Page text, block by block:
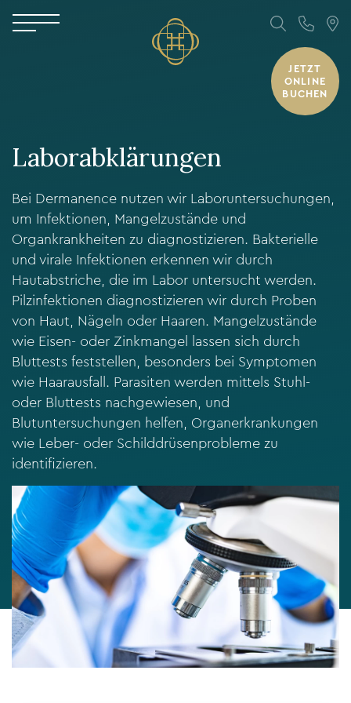
JETZT
ONLINE
BUCHEN
Laborabklärungen
Bei Dermanence nutzen wir Laboruntersuchungen,
um Infektionen, Mangelzustände und
Organkrankheiten zu diagnostizieren. Bakterielle
und virale Infektionen erkennen wir durch
Hautabstriche, die im Labor untersucht werden.
Pilzinfektionen diagnostizieren wir durch Proben
von Haut, Nägeln oder Haaren. Mangelzustände
wie Eisen- oder Zinkmangel lassen sich durch
Bluttests feststellen, besonders bei Symptomen
wie Haarausfall. Parasiten werden mittels Stuhl-
oder Bluttests nachgewiesen, und
Blutuntersuchungen helfen, Organerkrankungen
wie Leber- oder Schilddrüsenprobleme zu
identifizieren.